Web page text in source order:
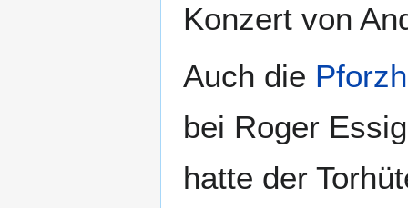
Konzert von
Auch die
bei Roger
hatte der